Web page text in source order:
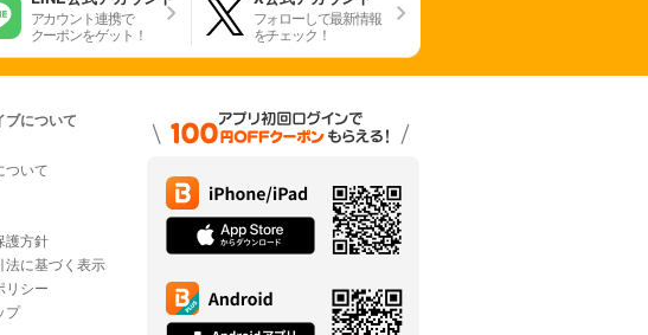
アカウント連携で
クーポンをゲット！
フォローして最新情報
をチェック！
ブについて
ついて
護方針
法に基づく表示
リシー
プ